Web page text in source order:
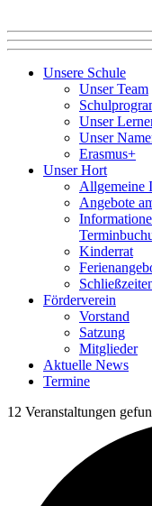
Unsere Schule
Unser Team
Unser
Unser
Erasmus+
Unser Hort
Allgemeine
Angebote
Kinderrat
Förderverein
Vorstand
Satzung
Mitglieder
Aktuelle News
Termine
12 Veranstaltungen